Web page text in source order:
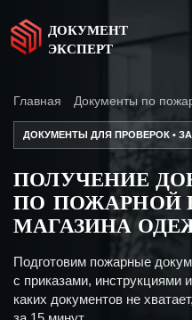
ДОКУМЕНТ
ЭКСПЕРТ
Главная Документы по
ДОКУМЕНТЫ ДЛЯ ПРОВЕРОК •
ПОЛУЧЕНИЕ
ПО ПОЖАРНОЙ
МАГАЗИНА
Подготовим пожарные
с приказами, инструкциями
каких документов не